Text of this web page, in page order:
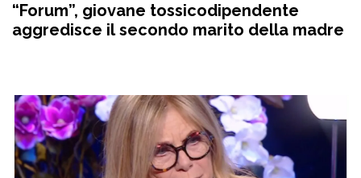
“Forum”, giovane tossicodipendente
aggredisce il secondo marito della madre